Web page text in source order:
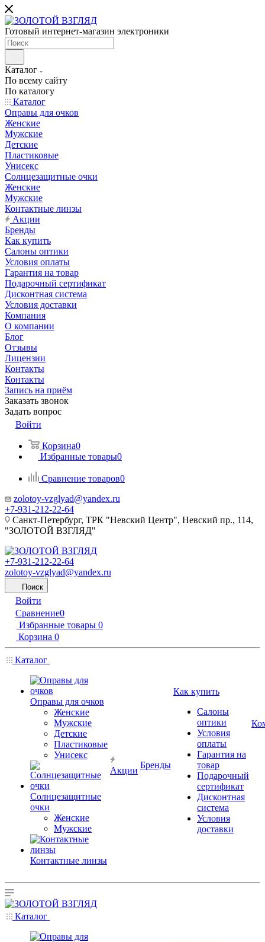
Готовый интернет-магазин электроники
Каталог
По всему сайту
По каталогу
Каталог
Оправы для очков
Женские
Мужские
Детские
Пластиковые
Унисекс
Солнцезащитные очки
Женские
Мужские
Контактные линзы
Акции
Бренды
Как купить
Салоны оптики
Условия оплаты
Гарантия на товар
Подарочный сертификат
Дисконтная система
Условия доставки
Компания
О компании
Блог
Отзывы
Лицензии
Контакты
Контакты
Запись на приём
Заказать звонок
Задать вопрос
Войти
Корзина0
Избранные товары0
Сравнение товаров0
zolotoy-vzglyad@yandex.ru
+7-931-212-22-64
Санкт-Петербург, ТРК "Невский Центр", Невский пр., 114,
"ЗОЛОТОЙ ВЗГЛЯД"
+7-931-212-22-64
zolotoy-vzglyad@yandex.ru
Поиск
Войти
Сравнение0
Избранные товары 0
Корзина 0
Каталог
Оправы для очков
Женские
Мужские
Детские
Пластиковые
Унисекс
Солнцезащитные
очки
Женские
Мужские
Контактные линзы
Акции
Бренды
Как купить
Салоны
оптики
Условия
оплаты
Гарантия на
товар
Подарочный
сертификат
Дисконтная
система
Условия
доставки
Каталог